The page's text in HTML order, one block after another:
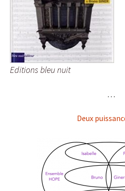
Editions bleu nuit
. . .
Deux